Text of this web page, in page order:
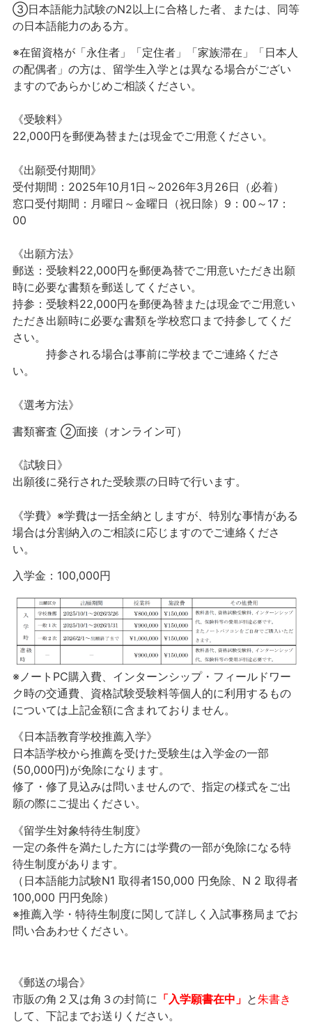
③日本語能力試験のN2以上に合格した者、または、同等
の日本語能力のある方。
※在留資格が「永住者」「定住者」「家族滞在」「日本人
の配偶者」の方は、留学生入学とは異なる場合がござい
ますのであらかじめご相談ください。
《受験料》
22,000円を郵便為替または現金でご用意ください。
《出願受付期間》
受付期間：2025年10月1日～2026年3月26日（必着）
窓口受付期間：月曜日～金曜日（祝日除）9：00～17：
00
《出願方法》
郵送：受験料22,000円を郵便為替でご用意いただき出願
時に必要な書類を郵送してください。
持参：受験料22,000円を郵便為替または現金でご用意い
ただき出願時に必要な書類を学校窓口まで持参してくだ
さい。
持参される場合は事前に学校までご連絡くださ
い。
《選考方法》
書類審査 ②面接（オンライン可）
《試験日》
出願後に発行された受験票の日時で行います。
《学費》 ※学費は一括全納としますが、特別な事情がある
場合は分割納入のご相談に応じますのでご連絡くださ
い。
入学金：100,000円
※ノートPC購入費、インターンシップ・フィールドワー
ク時の交通費、資格試験受験料等個人的に利用するもの
については上記金額に含まれておりません。
《日本語教育学校推薦入学》
日本語学校から推薦を受けた受験生は入学金の一部
(50,000円)が免除になります。
修了 ・修了 見込みは問いませんので、指定の様式をご出
願の際にご提出 ください。
《留学生対象特待生制度》
一定の条件を満たした方には学費の一部が免除になる特
待生制度があります。
（日本語能力試験N1 取得者150,000 円免除、N 2 取得者
100,000 円円免除）
※推薦入学・特待生制度に関して詳しく入試事務局までお
問い合あわせください。
《郵送の場合》
市販の角２又は角３の封筒に 「入学願書在中」 と朱書き
して、下記までお送りください。